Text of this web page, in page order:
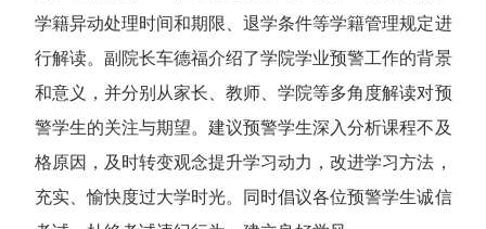
学籍异动处理时间和期限、退学条件等学籍管理规定进
行解读。副院长车德福介绍了学院学业预警工作的背景
和意义，并分别从家长、教师、学院等多角度解读对预
警学生的关注与期望。建议预警学生深入分析课程不及
格原因，及时转变观念提升学习动力，改进学习方法，
充实、愉快度过大学时光。同时倡议各位预警学生诚信